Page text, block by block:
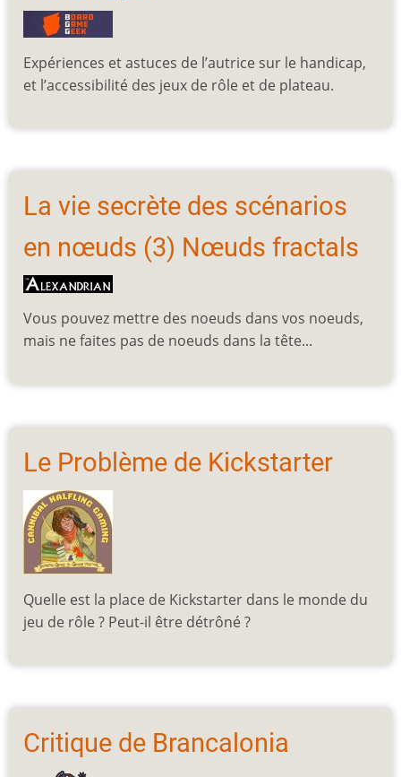
Expériences et astuces de l’autrice sur le handicap,
et l’accessibilité des jeux de rôle et de plateau.
La vie secrète des scénarios
en nœuds (3) Nœuds fractals
Vous pouvez mettre des noeuds dans vos noeuds,
mais ne faites pas de noeuds dans la tête...
Le Problème de Kickstarter
Quelle est la place de Kickstarter dans le monde du
jeu de rôle ? Peut-il être détrôné ?
Critique de Brancalonia